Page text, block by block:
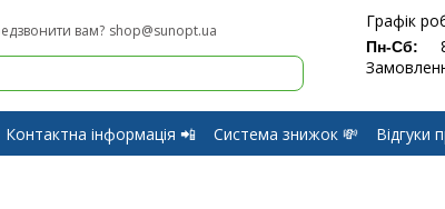
вам? shop@sunopt.ua Графік
Пн-Сб:
Контактна інформація 📲 Система знижок 💸 Відгуки
Повернення